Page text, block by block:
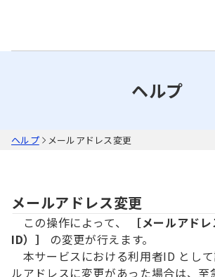
ヘルプ
ヘルプ メールアドレス変更
メールアドレス変更
この操作によって、
［メールアド
ID）］
の変更が行えます。
本サービスにおける利用者ID とし
ルアドレスに変更があった場合は、至